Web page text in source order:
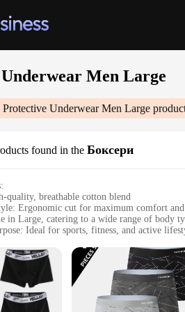
Men Large
Protective Underwear Men Large
found in the Боксери
quality, breathable cotton blend
Ergonomic cut for maximum comfort
in Large, catering to a wide range of body
Ideal for sports, fitness, and active
Comes as a set for complete
Comfort and Protection**
Underwear Men Large is a testament to
you remain unrestricted during any